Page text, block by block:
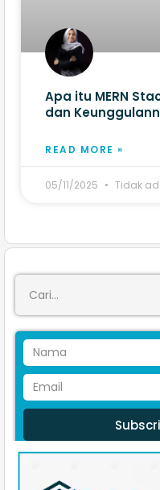
Apa itu MERN
dan
READ MORE »
05/11/2025 Tidak